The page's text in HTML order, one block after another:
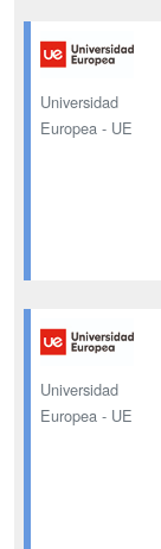
Universidad
Europea - UE
Universidad
Europea - UE